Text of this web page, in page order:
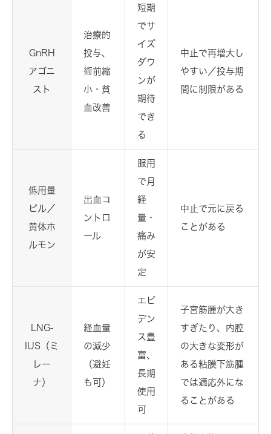
GnRH
アゴニ
スト
治療的
投与、
術前縮
小・貧
血改善
短期
でサ
イズ
ダウ
ンが
期待
でき
る
中止で再増大し
やすい／投与期
間に制限がある
低用量
ピル／
黄体ホ
ルモン
出血コ
ントロ
ール
服用
で月
経
量・
痛み
が安
定
中止で元に戻る
ことがある
LNG-
IUS（ミ
レー
ナ）
経血量
の減少
（避妊
も可）
エビ
デン
ス豊
富、
長期
使用
可
子宮筋腫が大き
すぎたり、内腔
の大きな変形が
ある粘膜下筋腫
では適応外にな
ることがある